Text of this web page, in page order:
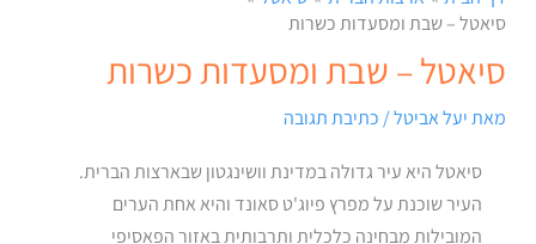
סיאטל – שבת ומסעדות כשרות
סיאטל – שבת ומסעדות כשרות
מאתיעל אביטל/כתיבת תגובה
סיאטל היא עיר גדולה במדינת וושינגטון שבארצות הברית.
העיר שוכנת על מפרץ פיוג'ט סאונד והיא אחת הערים
המובילות מבחינה כלכלית ותרבותית באזור הפאסיפי